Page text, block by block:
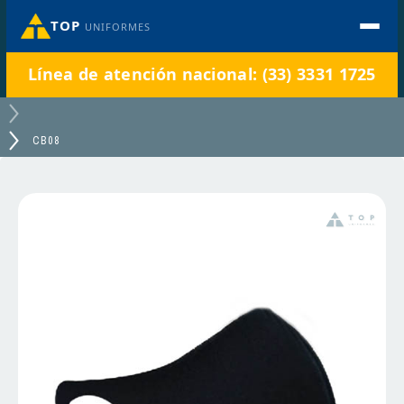
TOP UNIFORMES
Línea de atención nacional: (33) 3331 1725
CB08